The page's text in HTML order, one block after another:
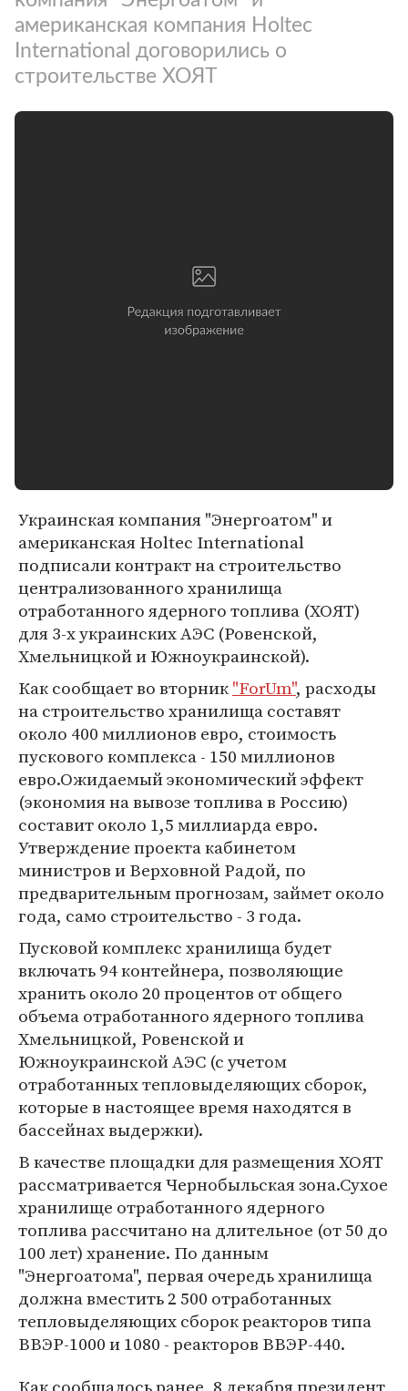
американская компания Holtec
International договорились о
строительстве ХОЯТ
Украинская компания "Энергоатом" и
американская Holtec International
подписали контракт на строительство
централизованного хранилища
отработанного ядерного топлива (ХОЯТ)
для 3-х украинских АЭС (Ровенской,
Хмельницкой и Южноукраинской).
Как сообщает во вторник"ForUm", расходы
на строительство хранилища составят
около 400 миллионов евро, стоимость
пускового комплекса - 150 миллионов
евро.Ожидаемый экономический эффект
(экономия на вывозе топлива в Россию)
составит около 1,5 миллиарда евро.
Утверждение проекта кабинетом
министров и Верховной Радой, по
предварительным прогнозам, займет около
года, само строительство - 3 года.
Пусковой комплекс хранилища будет
включать 94 контейнера, позволяющие
хранить около 20 процентов от общего
объема отработанного ядерного топлива
Хмельницкой, Ровенской и
Южноукраинской АЭС (с учетом
отработанных тепловыделяющих сборок,
которые в настоящее время находятся в
бассейнах выдержки).
В качестве площадки для размещения ХОЯТ
рассматривается Чернобыльская зона.Сухое
хранилище отработанного ядерного
топлива рассчитано на длительное (от 50 до
100 лет) хранение. По данным
"Энергоатома", первая очередь хранилища
должна вместить 2 500 отработанных
тепловыделяющих сборок реакторов типа
ВВЭР-1000 и 1080 - реакторов ВВЭР-440.